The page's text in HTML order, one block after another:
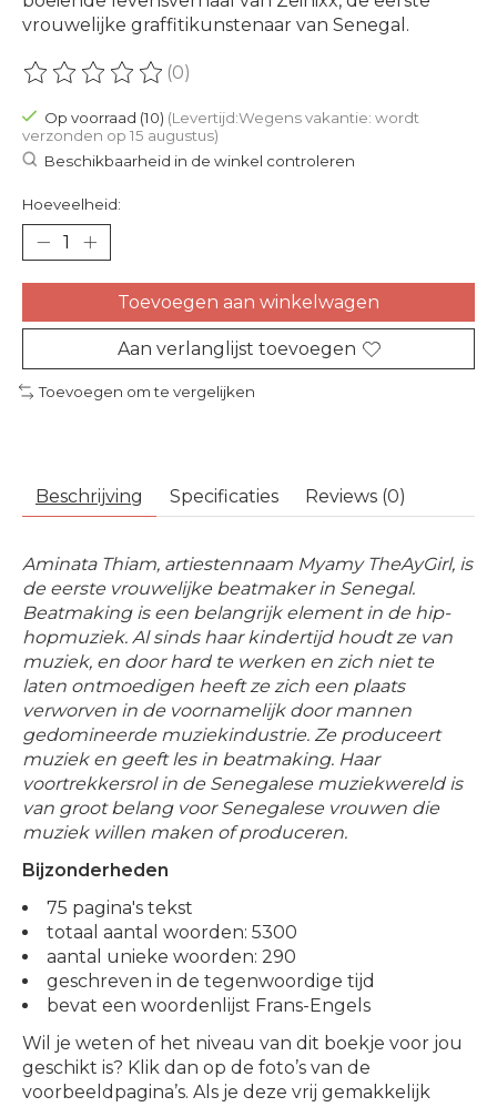
vrouwelijke graffitikunstenaar van Senegal.
De beoordeling van dit product is
(0)
Op voorraad (10) (Levertijd:Wegens vakantie: wordt
verzonden op 15 augustus)
Beschikbaarheid in de winkel controleren
Hoeveelheid:
Toevoegen aan winkelwagen
Aan verlanglijst toevoegen
Toevoegen om te vergelijken
Beschrijving Specificaties Reviews (0)
Aminata Thiam, artiestennaam Myamy TheAyGirl, is
de eerste vrouwelijke beatmaker in Senegal.
Beatmaking is een belangrijk element in de hip-
hopmuziek. Al sinds haar kindertijd houdt ze van
muziek, en door hard te werken en zich niet te
laten ontmoedigen heeft ze zich een plaats
verworven in de voornamelijk door mannen
gedomineerde muziekindustrie. Ze produceert
muziek en geeft les in beatmaking. Haar
voortrekkersrol in de Senegalese muziekwereld is
van groot belang voor Senegalese vrouwen die
muziek willen maken of produceren.
Bijzonderheden
75 pagina's tekst
totaal aantal woorden: 5300
aantal unieke woorden: 290
geschreven in de tegenwoordige tijd
bevat een woordenlijst Frans-Engels
Wil je weten of het niveau van dit boekje voor jou
geschikt is? Klik dan op de foto’s van de
voorbeeldpagina’s. Als je deze vrij gemakkelijk